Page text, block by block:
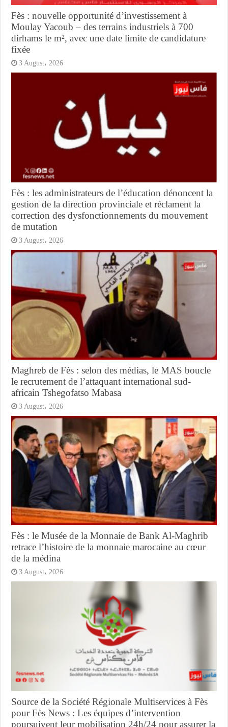
Fès : nouvelle opportunité d’investissement à
Moulay Yacoub – des terrains industriels à 700
dirhams le m², avec une date limite de candidature
fixée
3 August، 2026
Fès : les administrateurs de l’éducation dénoncent la
gestion de la direction provinciale et réclament la
correction des dysfonctionnements du mouvement
de mutation
3 August، 2026
Maghreb de Fès : selon des médias, le MAS boucle
le recrutement de l’attaquant international sud-
africain Tshegofatso Mabasa
3 August، 2026
Fès : le Musée de la Monnaie de Bank Al-Maghrib
retrace l’histoire de la monnaie marocaine au cœur
de la médina
3 August، 2026
Source de la Société Régionale Multiservices à Fès
pour Fès News : Les équipes d’intervention
poursuivent leur mobilisation 24h/24 pour assurer la